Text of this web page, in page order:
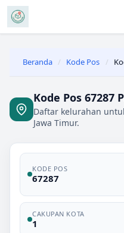
Beranda / Kode Pos /
Kode Pos 67287
Daftar kelurahan
Jawa Timur.
KODE POS
67287
CAKUPAN KOTA
1